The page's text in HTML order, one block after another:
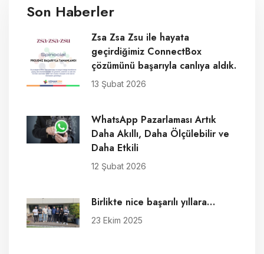
Son Haberler
Zsa Zsa Zsu ile hayata
geçirdiğimiz ConnectBox
çözümünü başarıyla canlıya aldık.
13 Şubat 2026
WhatsApp Pazarlaması Artık
Daha Akıllı, Daha Ölçülebilir ve
Daha Etkili
12 Şubat 2026
Birlikte nice başarılı yıllara…
23 Ekim 2025